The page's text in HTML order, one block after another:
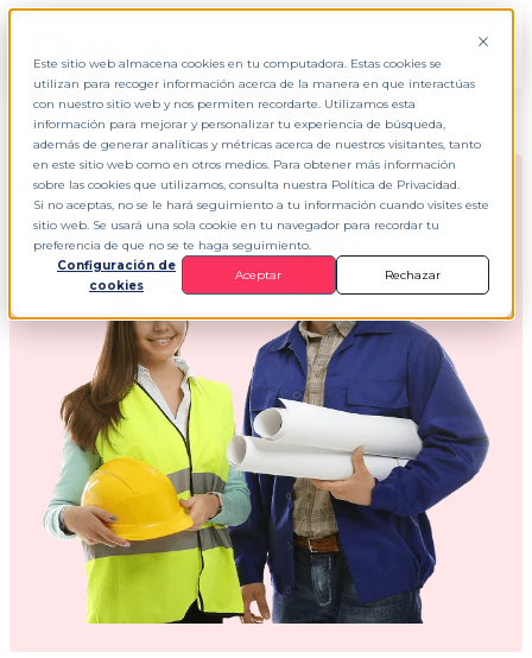
Este sitio web almacena cookies en tu computadora. Estas cookies se
utilizan para recoger información acerca de la manera en que interactúas
con nuestro sitio web y nos permiten recordarte. Utilizamos esta
información para mejorar y personalizar tu experiencia de búsqueda,
además de generar analíticas y métricas acerca de nuestros visitantes, tanto
en este sitio web como en otros medios. Para obtener más información
sobre las cookies que utilizamos, consulta nuestra Política de Privacidad.
Si no aceptas, no se le hará seguimiento a tu información cuando visites este
sitio web. Se usará una sola cookie en tu navegador para recordar tu
preferencia de que no se te haga seguimiento.
Configuración de
cookies
Aceptar Rechazar